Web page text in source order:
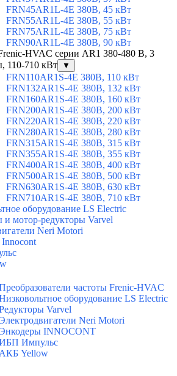
FRN45AR1L-4E 380В, 45 кВт
FRN55AR1L-4E 380В, 55 кВт
FRN75AR1L-4E 380В, 75 кВт
FRN90AR1L-4E 380В, 90 кВт
HVAC серии AR1 380-480 В, 3
110-710 кВт
▼
FRN110AR1S-4E 380В, 110 кВт
FRN132AR1S-4E 380В, 132 кВт
FRN160AR1S-4E 380В, 160 кВт
FRN200AR1S-4E 380В, 200 кВт
FRN220AR1S-4E 380В, 220 кВт
FRN280AR1S-4E 380В, 280 кВт
FRN315AR1S-4E 380В, 315 кВт
FRN355AR1S-4E 380В, 355 кВт
FRN400AR1S-4E 380В, 400 кВт
FRN500AR1S-4E 380В, 500 кВт
FRN630AR1S-4E 380В, 630 кВт
FRN710AR1S-4E 380В, 710 кВт
оборудование LS Electric
и мотор-редукторы Varvel
Neri Motori
частоты Frenic-HVAC
оборудование LS Electric
Varvel
Neri Motori
INNOCONT
Импульс
Yellow